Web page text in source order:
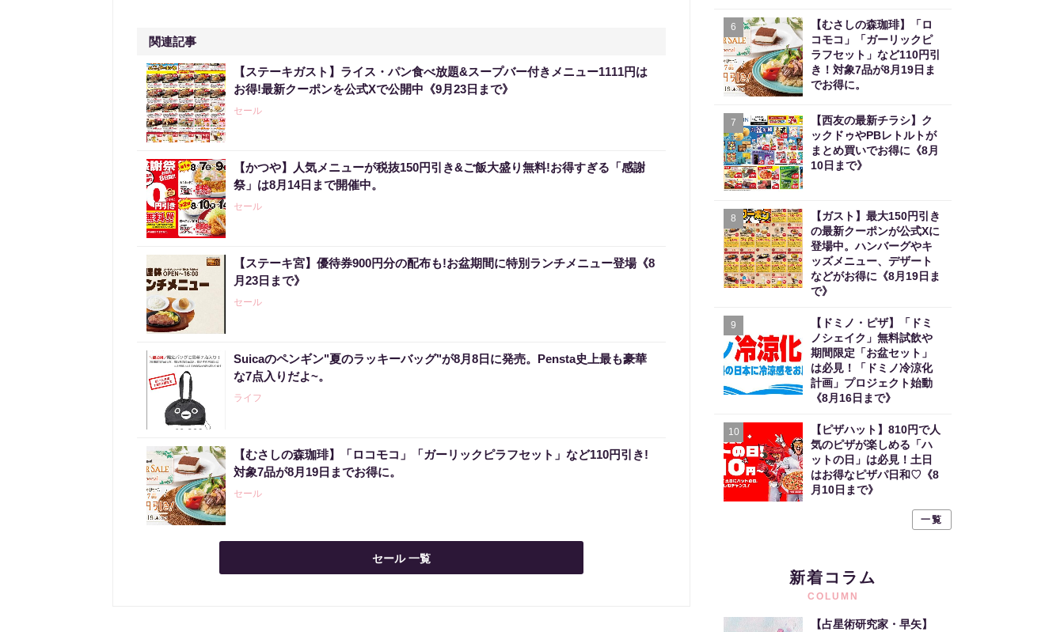
関連記事
【ステーキガスト】ライス・パン食べ放題&スープバー付きメニュー1111円は
お得!最新クーポンを公式Xで公開中《9月23日まで》
セール
【かつや】人気メニューが税抜150円引き&ご飯大盛り無料!お得すぎる「感謝
祭」は8月14日まで開催中。
セール
【ステーキ宮】優待券900円分の配布も!お盆期間に特別ランチメニュー登場《8
月23日まで》
セール
Suicaのペンギン"夏のラッキーバッグ"が8月8日に発売。Pensta史上最も豪華
な7点入りだよ~。
ライフ
【むさしの森珈琲】「ロコモコ」「ガーリックピラフセット」など110円引き!
対象7品が8月19日までお得に。
セール
セール 一覧
6
【むさしの森珈琲】「ロ
コモコ」「ガーリックピ
ラフセット」など110円引
き！対象7品が8月19日ま
でお得に。
7
【西友の最新チラシ】ク
ックドゥやPBレトルトが
まとめ買いでお得に《8月
10日まで》
8
【ガスト】最大150円引き
の最新クーポンが公式Xに
登場中。ハンバーグやキ
ッズメニュー、デザート
などがお得に《8月19日ま
で》
9
【ドミノ・ピザ】「ドミ
ノシェイク」無料試飲や
期間限定「お盆セット」
は必見！「ドミノ冷涼化
計画」プロジェクト始動
《8月16日まで》
10
【ピザハット】810円で人
気のピザが楽しめる「ハ
ットの日」は必見！土日
はお得なピザパ日和♡《8
月10日まで》
一覧
新着コラム
COLUMN
【占星術研究家・早矢】